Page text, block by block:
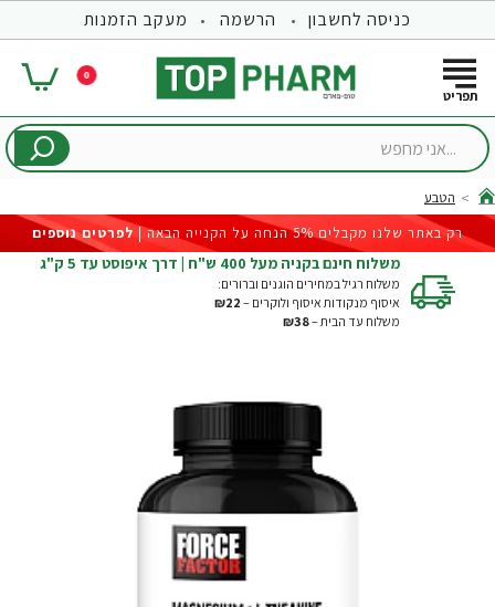
כניסה לחשבון הרשמה מעקב הזמנות
0
...אני
home
הטבע
רק באתר שלנו מקבלים 5% הנחה על הקנייה הבאה |
לפרטים נוספים
משלוח חינם בקניה מעל 400 ש"ח | דרך איפוסט עד 5 ק"ג
משלוח רגיל במחירים הוגנים וברורים:
איסוף מנקודות איסוף ולוקרים – ₪22
משלוח עד הבית –₪38